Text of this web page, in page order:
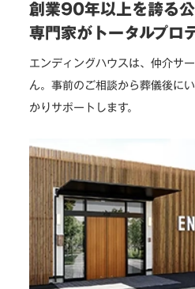
創業90年以上を誇る
専門家がトータルプロ
エンディングハウスは、仲介サ
ん。事前のご相談から葬儀後に
かりサポートします。